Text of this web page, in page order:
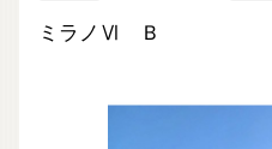
ミラノⅥ Ｂ